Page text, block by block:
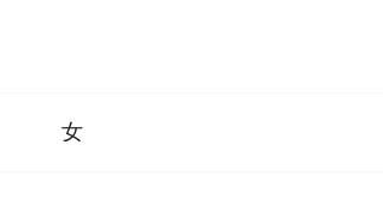
女